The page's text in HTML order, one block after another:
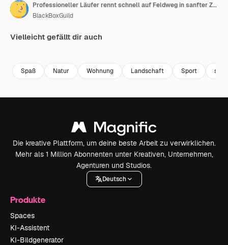
Professioneller Läufer rennt schnell auf Feldweg in sanfter Zeitlupe, Verfolgung von vorne
BlackBoxGuild
Vielleicht gefällt dir auch
Spaß Natur Wohnung Landschaft Sport
Die kreative Plattform, um deine beste Arbeit zu verwirklichen.
Mehr als 1 Million Abonnenten unter Kreativen, Unternehmen,
Agenturen und Studios.
Deutsch
Produkte
Spaces
KI-Assistent
KI-Bildgenerator